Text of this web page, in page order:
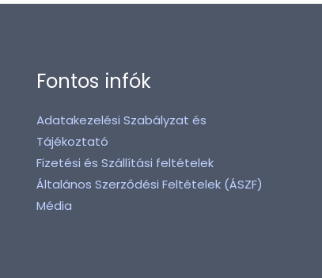
Fontos infók
Adatakezelési Szabályzat és
Tájékoztató
Fizetési és Szállítási feltételek
Általános Szerződési Feltételek (ÁSZF)
Média